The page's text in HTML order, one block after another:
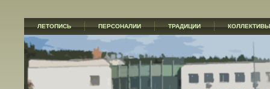
ЛЕТОПИСЬ ПЕРСОНАЛИИ ТРАДИЦИИ КОЛЛЕКТИВЫ